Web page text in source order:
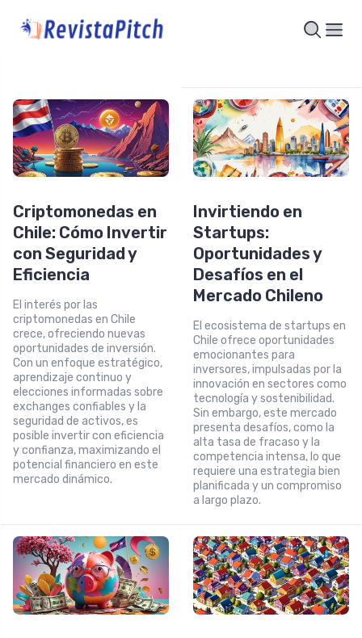
Criptomonedas en
Chile: Cómo Invertir
con Seguridad y
Eficiencia
El interés por las
criptomonedas en Chile
crece, ofreciendo nuevas
oportunidades de inversión.
Con un enfoque estratégico,
aprendizaje continuo y
elecciones informadas sobre
exchanges confiables y la
seguridad de activos, es
posible invertir con eficiencia
y confianza, maximizando el
potencial financiero en este
mercado dinámico.
Invirtiendo en
Startups:
Oportunidades y
Desafíos en el
Mercado Chileno
El ecosistema de startups en
Chile ofrece oportunidades
emocionantes para
inversores, impulsadas por la
innovación en sectores como
tecnología y sostenibilidad.
Sin embargo, este mercado
presenta desafíos, como la
alta tasa de fracaso y la
competencia intensa, lo que
requiere una estrategia bien
planificada y un compromiso
a largo plazo.